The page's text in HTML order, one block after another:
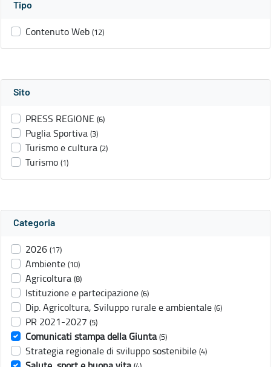
Tipo
Contenuto Web (12)
Sito
PRESS REGIONE (6)
Puglia Sportiva (3)
Turismo e cultura (2)
Turismo (1)
Categoria
2026 (17)
Ambiente (10)
Agricoltura (8)
Istituzione e partecipazione (6)
Dip. Agricoltura, Sviluppo rurale e ambientale (6)
PR 2021-2027 (5)
Comunicati stampa della Giunta (5)
Strategia regionale di sviluppo sostenibile (4)